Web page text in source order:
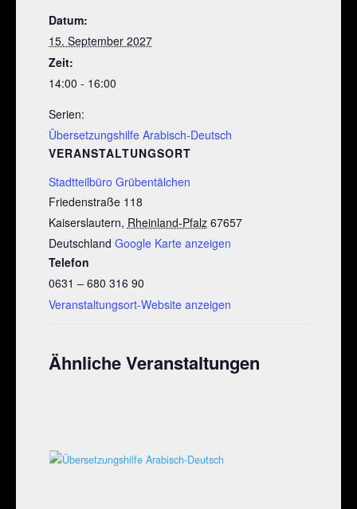
Datum:
15. September 2027
Zeit:
14:00 - 16:00
Serien:
Übersetzungshilfe Arabisch-Deutsch
VERANSTALTUNGSORT
Stadtteilbüro Grübentälchen
Friedenstraße 118
Kaiserslautern, Rheinland-Pfalz 67657
Deutschland Google Karte anzeigen
Telefon
0631 – 680 316 90
Veranstaltungsort-Website anzeigen
Ähnliche Veranstaltungen